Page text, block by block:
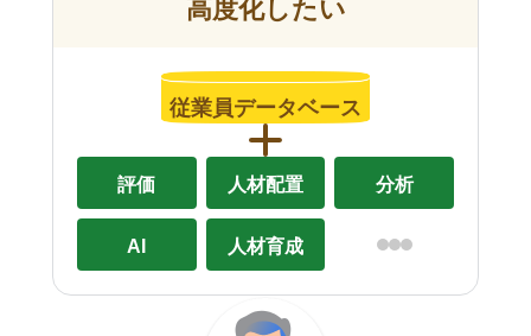
従業員データベース
評価 人材配置 分析
AI 人材育成